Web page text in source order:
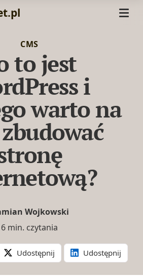
CMS
to jest
i
warto na
Wojkowski
6 min. czytania
Udostępnij Udostępnij